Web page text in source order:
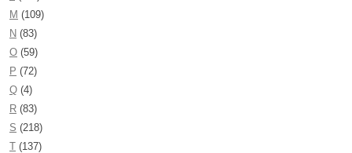
M (109)
N (83)
O (59)
P (72)
Q (4)
R (83)
S (218)
T (137)